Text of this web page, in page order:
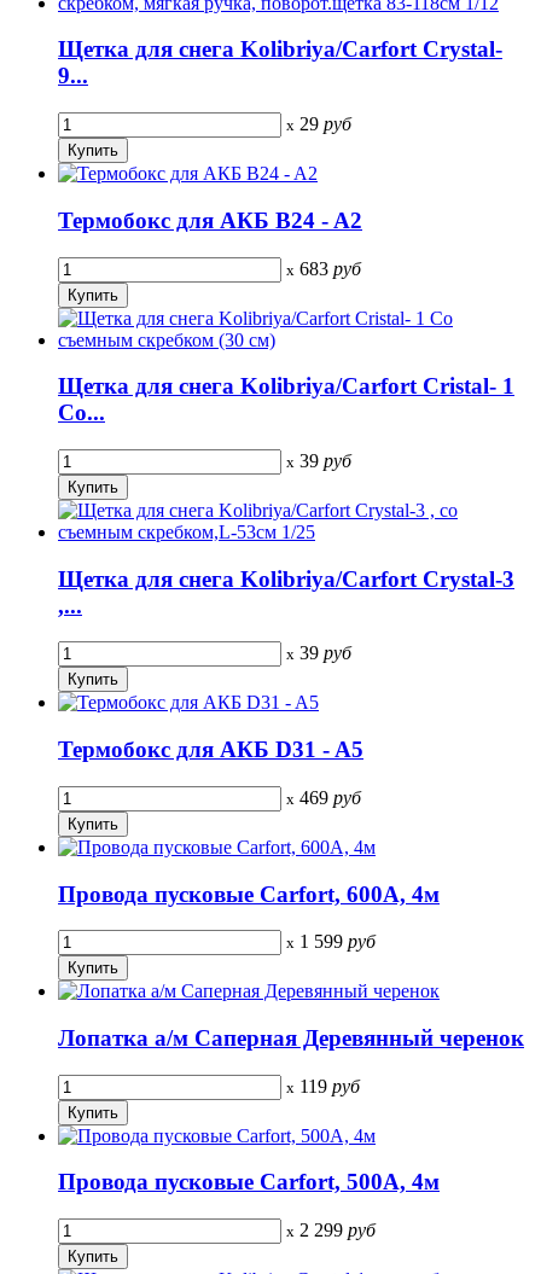
Щетка для снега Kolibriya/Carfort Crystal-
9...
x 29 руб
Термобокс для АКБ B24 - A2
x 683 руб
Щетка для снега Kolibriya/Carfort Cristal- 1
Со...
x 39 руб
Щетка для снега Kolibriya/Carfort Crystal-3
,...
x 39 руб
Термобокс для АКБ D31 - A5
x 469 руб
Провода пусковые Carfort, 600A, 4м
x 1 599 руб
Лопатка а/м Саперная Деревянный черенок
x 119 руб
Провода пусковые Carfort, 500A, 4м
x 2 299 руб